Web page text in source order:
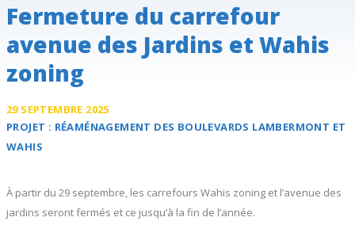
Fermeture du carrefour
avenue des Jardins et Wahis
zoning
29 SEPTEMBRE 2025
PROJET : RÉAMÉNAGEMENT DES BOULEVARDS LAMBERMONT ET
WAHIS
À partir du 29 septembre, les carrefours Wahis zoning et l’avenue des
jardins seront fermés et ce jusqu’à la fin de l’année.